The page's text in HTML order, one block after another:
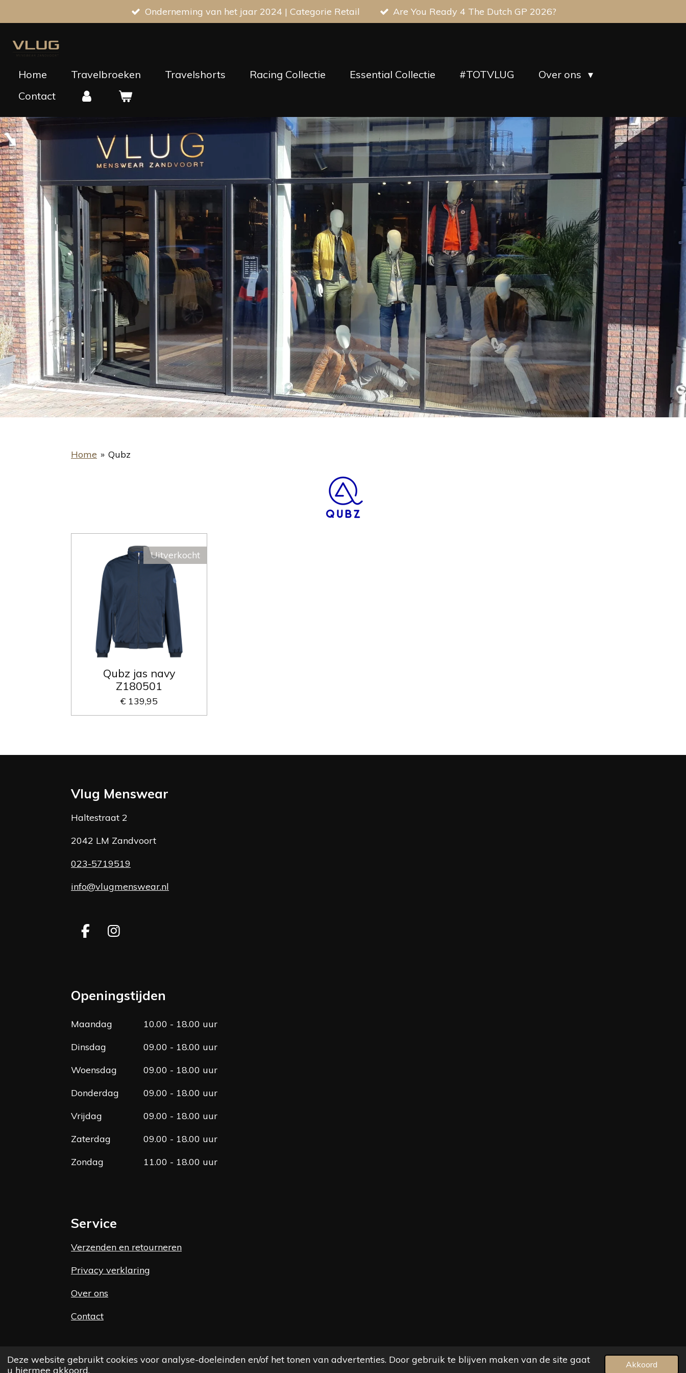
Deze website gebruikt cookies voor analyse-doeleinden en/of het tonen van advertenties. Door gebruik te blijven maken van de site gaat
u hiermee akkoord.
Akkoord
direct
naar
Onderneming van het jaar 2024 | Categorie Retail Are You Ready 4 The Dutch GP 2026?
Home Travelbroeken Travelshorts Racing Collectie Essential Collectie #TOTVLUG
Over ons
Contact
Home » Qubz
Uitverkocht
Qubz jas navy
Z180501
€ 139,95
Vlug Menswear
Haltestraat 2
2042 LM Zandvoort
023-5719519
info@vlugmenswear.nl
F
b
o
I
a
g
Openingstijden
Maandag
10.00 - 18.00 uur
Dinsdag
09.00 - 18.00 uur
Woensdag
09.00 - 18.00 uur
Donderdag
09.00 - 18.00 uur
Vrijdag
09.00 - 18.00 uur
Zaterdag
09.00 - 18.00 uur
Zondag
11.00 - 18.00 uur
Service
Verzenden en retourneren
Privacy verklaring
Over ons
Contact